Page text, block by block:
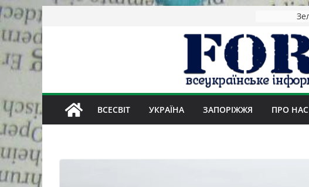
Skip
to
content
ВСЕСВІТ УКРАЇНА ЗАПОРІЖЖЯ ПРО НАС